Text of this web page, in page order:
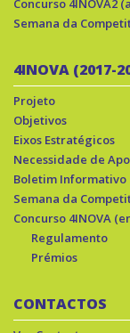
Concurso 4INOVA2
Semana da
4INOVA (2017-
Projeto
Objetivos
Eixos Estratégicos
Necessidade de
Boletim Informativo
Semana da
Concurso 4INOVA
Regulamento
Prémios
CONTACTOS